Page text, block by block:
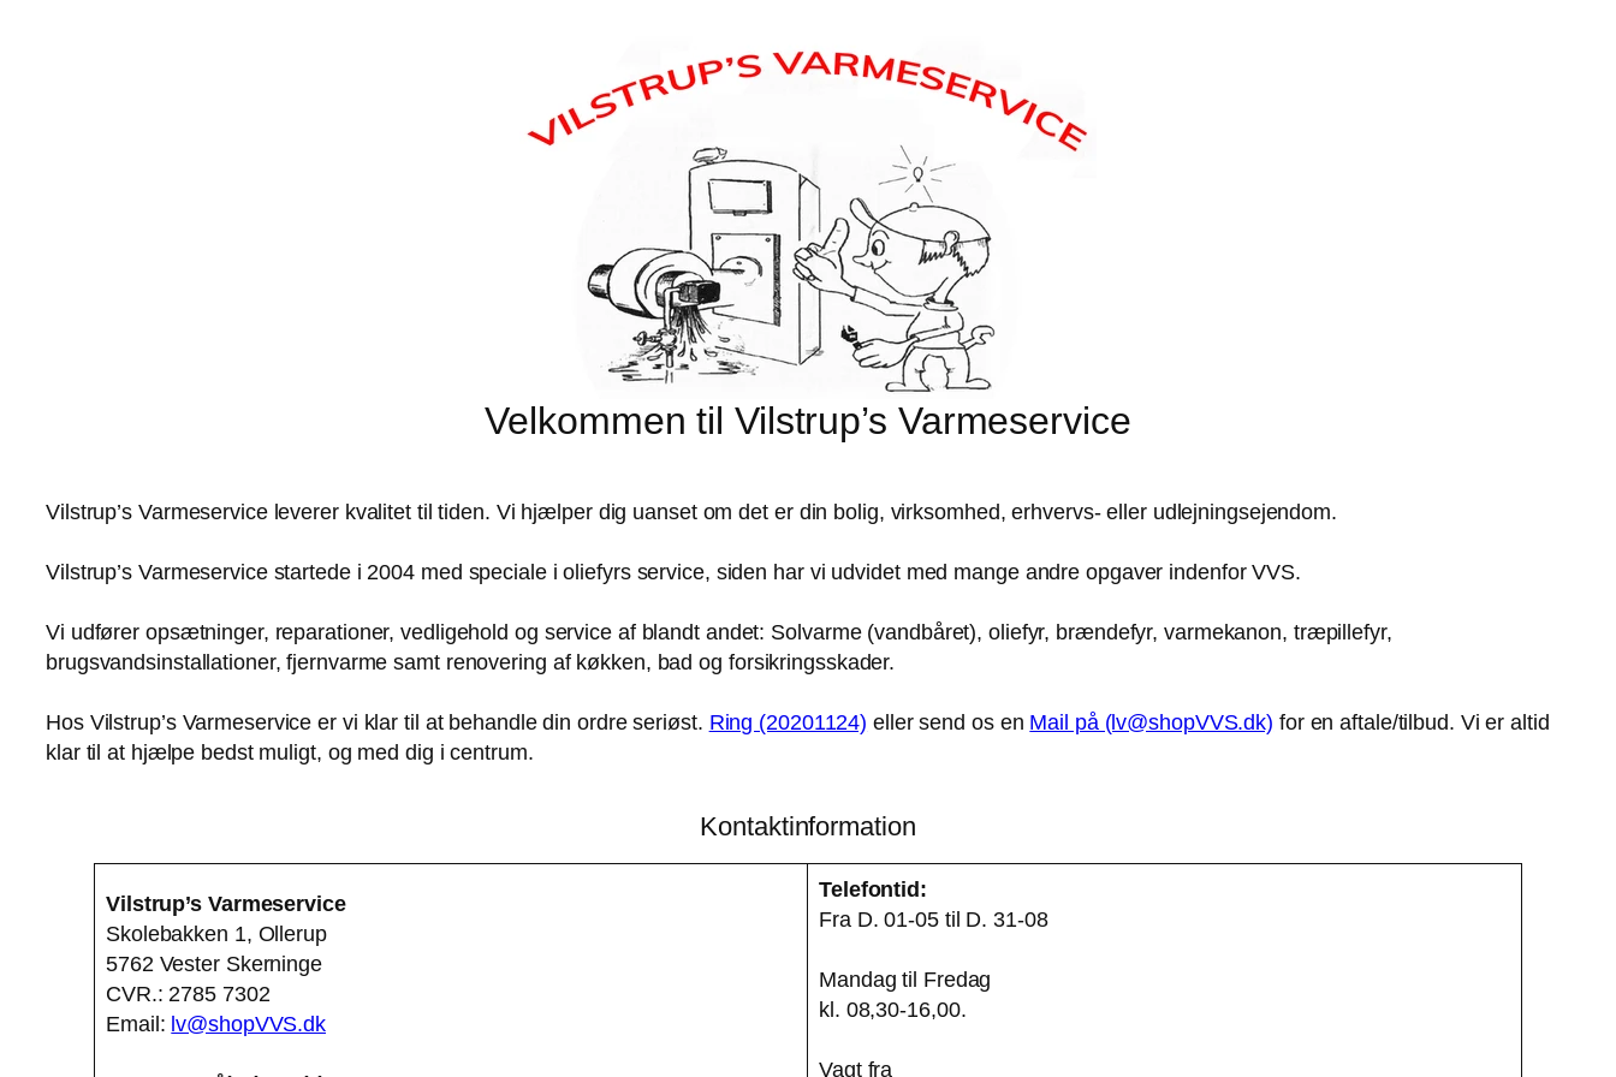
Velkommen til Vilstrup’s Varmeservice
Vilstrup’s Varmeservice leverer kvalitet til tiden. Vi hjælper dig uanset om det er din bolig, virksomhed, erhvervs- eller udlejningsejendom.
Vilstrup’s Varmeservice startede i 2004 med speciale i oliefyrs service, siden har vi udvidet med mange andre opgaver indenfor VVS.
Vi udfører opsætninger, reparationer, vedligehold og service af blandt andet: Solvarme (vandbåret), oliefyr, brændefyr, varmekanon, træpillefyr,
brugsvandsinstallationer, fjernvarme samt renovering af køkken, bad og forsikringsskader.
Hos Vilstrup’s Varmeservice er vi klar til at behandle din ordre seriøst. Ring (20201124) eller send os en Mail på (lv@shopVVS.dk) for en aftale/tilbud. Vi er altid
klar til at hjælpe bedst muligt, og med dig i centrum.
Kontaktinformation
Vilstrup’s Varmeservice
Skolebakken 1, Ollerup
5762 Vester Skerninge
CVR.: 2785 7302
Email: lv@shopVVS.dk
Telefontid:
Fra D. 01-05 til D. 31-08
Mandag til Fredag
kl. 08,30-16,00.
Vagt fra